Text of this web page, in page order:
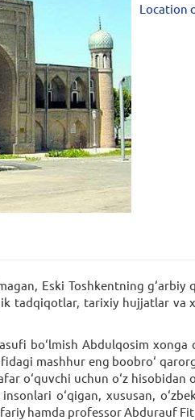
Location
Eski Toshkentning
tadqiqotlar, tarixiy hujjatlar va
bo‘lmish Abdulqosim
mashhur eng boobro‘
o‘quvchi uchun o‘z hisobidan
o‘qigan, xususan,
hamda professor Abdurauf